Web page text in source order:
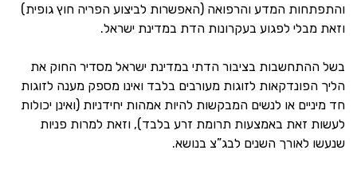
והתפתחות המדע והרפואה (האפשרות לביצוע הפריה חוץ גופית)
וזאת מבלי לפגוע בעקרונות הדת במדינת ישראל.
בשל ההתחשבות בציבור הדתי במדינת ישראל מסדיר החוק את
הליך הפונדקאות לזוגות מעורבים בלבד ואינו מספק מענה לזוגות
חד מיניים או לנשים המבקשות להיות אמהות יחידניות (ואינן יכולות
לעשות זאת באמצעות תרומת זרע בלבד), וזאת למרות פניות
שנעשו לאורך השנים לבג”צ בנושא.